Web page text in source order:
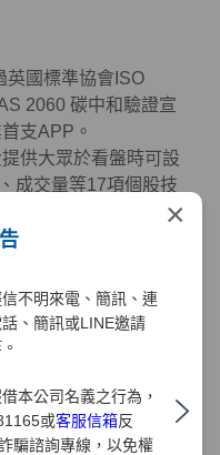
×
不明來電、簡訊、連
、簡訊或LINE邀請
本公司名義之行為，
或客服信箱反
騙諮詢專線，以免權
英國標準協會ISO
2060 碳中和驗證宣
支APP。
供大眾於看盤時可設
成交量等17項個股技
針對客戶提供AI智能
控，捷徑客製化功能
集選股、看盤、下單
升客戶體驗，持續努
零時差隨身投資顧
功能開發，2025年
、交易與投後管理，